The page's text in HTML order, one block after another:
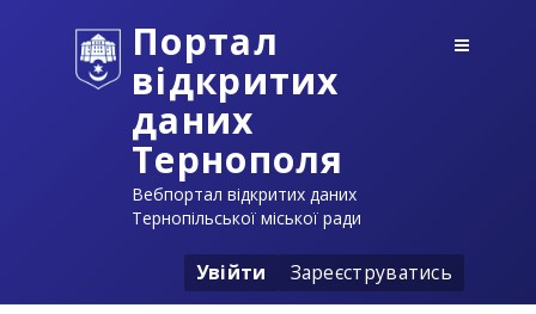
Портал
відкритих
даних
Тернополя
Вебпортал відкритих даних
Тернопільської міської ради
Увійти Зареєструватись